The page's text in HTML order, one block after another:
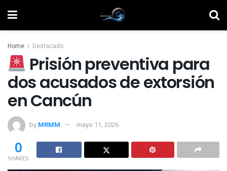
Home Destacado
Prisión preventiva para
dos acusados de extorsión
en Cancún
by MRMM mayo 11, 2026
0
SHARES